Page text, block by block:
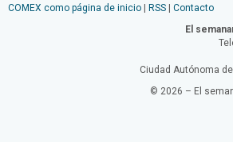
COMEX como página de inicio | RSS | Contacto
El
Ciudad Autónoma
© 2026 – El